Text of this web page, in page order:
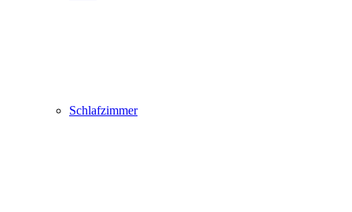
Schlafzimmer